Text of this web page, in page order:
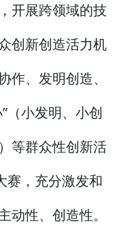
开展跨领域的技
创新创造活力机
作、发明创造、
（小发明、小创
等群众性创新活
赛，充分激发和
动性、创造性。